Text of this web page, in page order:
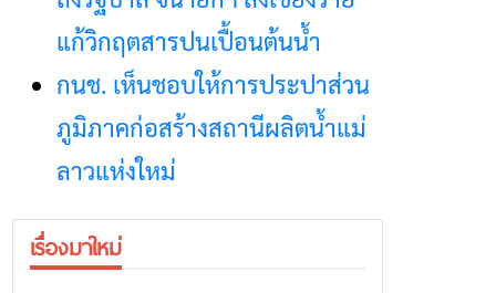
แก้วิกฤตสารปนเปื้อนต้นน้ำ
กนช. เห็นชอบให้การประปาส่วน
ภูมิภาคก่อสร้างสถานีผลิตน้ำแม่
ลาวแห่งใหม่
เรื่องมาใหม่